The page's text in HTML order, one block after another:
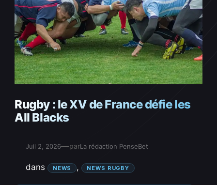
Rugby : le XV de France défie les
All Blacks
Juil 2, 2026—parLa rédaction PenseBet
dans NEWS , NEWS RUGBY